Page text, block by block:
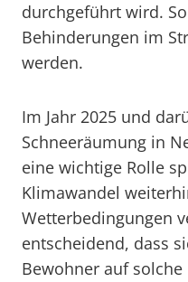
durchgeführt wird.
Behinderungen im
werden.
Im Jahr 2025 und
Schneeräumung in
eine wichtige Rolle
Klimawandel
Wetterbedingungen
entscheidend, dass
Bewohner auf